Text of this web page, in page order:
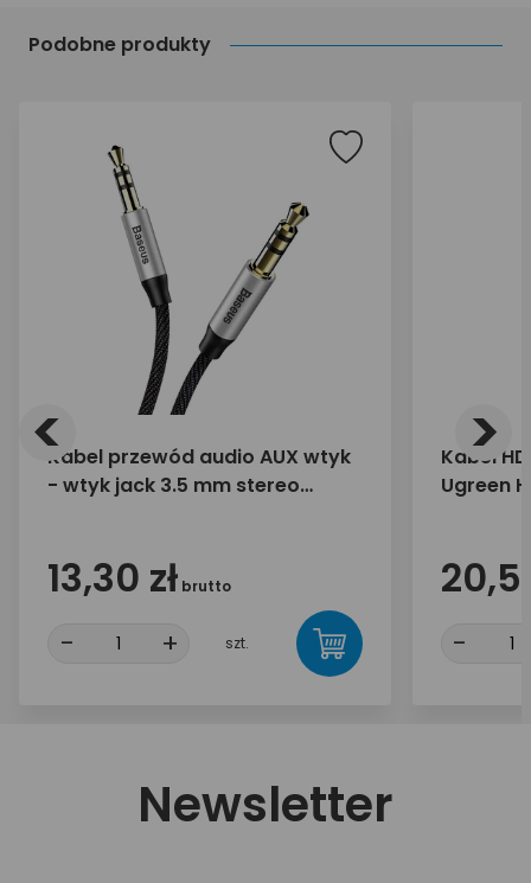
Podobne produkty
Kabel przewód audio AUX wtyk
- wtyk jack 3.5 mm stereo
13,30 zł brutto
- + szt.
Kabel
Ugreen
-
< >
Newsletter